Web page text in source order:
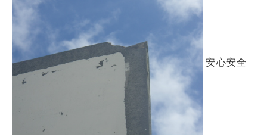
安心安全